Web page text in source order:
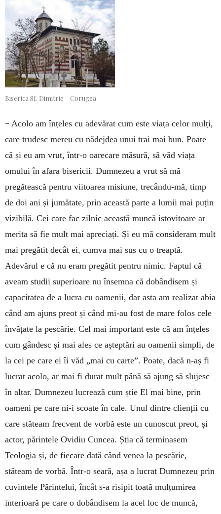
Biserica Sf. Dimitrie – Corugea
– Acolo am înțeles cu adevărat cum este viața celor mulți,
care trudesc mereu cu nădejdea unui trai mai bun. Poate
că și eu am vrut, într-o oarecare măsură, să văd viața
omului în afara bisericii. Dumnezeu a vrut să mă
pregătească pentru viitoarea misiune, trecându-mă, timp
de doi ani și jumătate, prin această parte a lumii mai puțin
vizibilă. Cei care fac zilnic această muncă istovitoare ar
merita să fie mult mai apreciați. Și eu mă consideram mult
mai pregătit decât ei, cumva mai sus cu o treaptă.
Adevărul e că nu eram pregătit pentru nimic. Faptul că
aveam studii superioare nu însemna că dobândisem și
capacitatea de a lucra cu oamenii, dar asta am realizat abia
când am ajuns preot și când mi-au fost de mare folos cele
învățate la pescărie. Cel mai important este că am înțeles
cum gândesc și mai ales ce așteptări au oamenii simpli, de
la cei pe care ei îi văd „mai cu carte”. Poate, dacă n-aș fi
lucrat acolo, ar mai fi durat mult până să ajung să slujesc
în altar. Dumnezeu lucrează cum știe El mai bine, prin
oameni pe care ni-i scoate în cale. Unul dintre clienții cu
care stăteam frecvent de vorbă este un cunoscut preot, și
actor, părintele Ovidiu Cuncea. Știa că terminasem
Teologia și, de fiecare dată când venea la pescărie,
stăteam de vorbă. Într-o seară, așa a lucrat Dumnezeu prin
cuvintele Părintelui, încât s-a risipit toată mulțumirea
interioară pe care o dobândisem la acel loc de muncă,